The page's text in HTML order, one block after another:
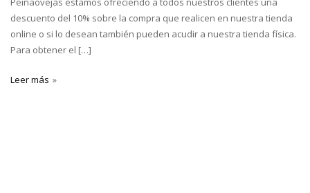
descuento del 10% sobre la compra que realicen en nuestra tienda
online o si lo desean también pueden acudir a nuestra tienda física.
Para obtener el […]
Leer más